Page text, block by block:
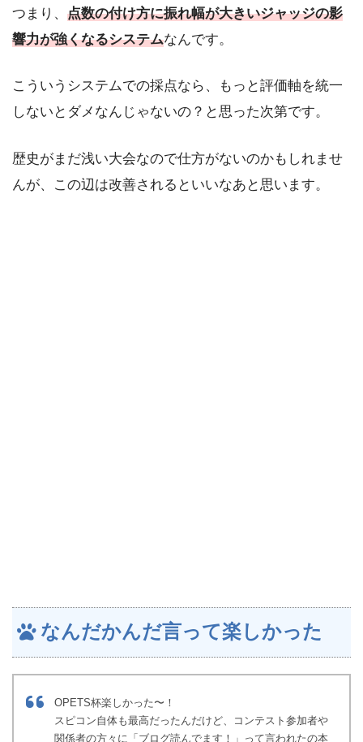
つまり、 点数の付け方に振れ幅が大きいジャッジの影
響力が強くなるシステムなんです。
こういうシステムでの採点なら、もっと評価軸を統一
しないとダメなんじゃないの？と思った次第です。
歴史がまだ浅い大会なので仕方がないのかもしれませ
んが、この辺は改善されるといいなあと思います。
なんだかんだ言って楽しかった
OPETS杯楽しかった〜！
スピコン自体も最高だったんだけど、コンテスト参加者や
関係者の方々に「ブログ読んでます！」って言われたの本